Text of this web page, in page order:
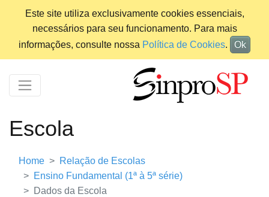
Este site utiliza exclusivamente cookies essenciais,
necessários para seu funcionamento. Para mais
informações, consulte nossa Política de Cookies. Ok
Escola
Home
Relação de Escolas
Ensino Fundamental (1ª à 5ª série)
Dados da Escola